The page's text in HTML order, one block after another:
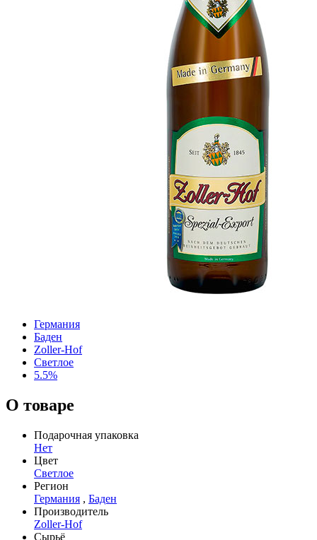
Германия
Баден
Zoller-Hof
Светлое
5.5%
О товаре
Подарочная упаковка
Нет
Цвет
Светлое
Регион
Германия , Баден
Производитель
Zoller-Hof
Сырьё